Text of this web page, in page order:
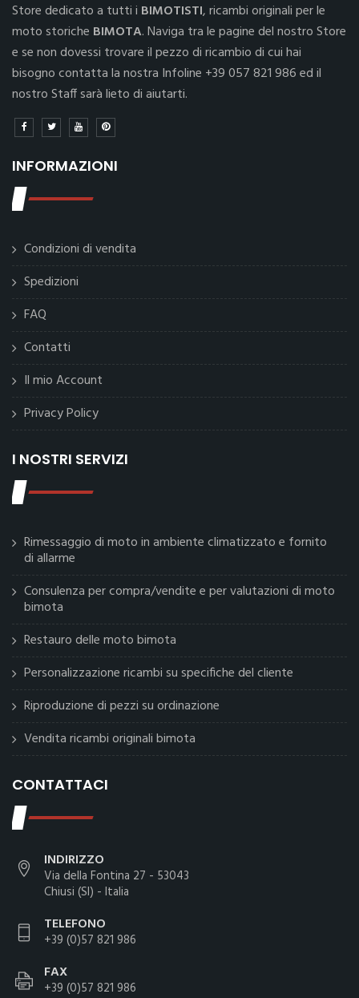
Store dedicato a tutti i BIMOTISTI, ricambi originali per le
moto storiche BIMOTA. Naviga tra le pagine del nostro Store
e se non dovessi trovare il pezzo di ricambio di cui hai
bisogno contatta la nostra Infoline +39 057 821 986 ed il
nostro Staff sarà lieto di aiutarti.
INFORMAZIONI
Condizioni di vendita
Spedizioni
FAQ
Contatti
Il mio Account
Privacy Policy
I NOSTRI SERVIZI
Rimessaggio di moto in ambiente climatizzato e fornito
di allarme
Consulenza per compra/vendite e per valutazioni di moto
bimota
Restauro delle moto bimota
Personalizzazione ricambi su specifiche del cliente
Riproduzione di pezzi su ordinazione
Vendita ricambi originali bimota
CONTATTACI
INDIRIZZO
Via della Fontina 27 - 53043
Chiusi (SI) - Italia
TELEFONO
+39 (0)57 821 986
FAX
+39 (0)57 821 986